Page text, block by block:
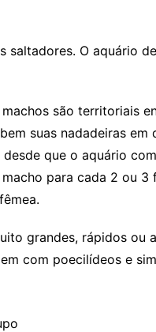
saltadores. O aquário
machos são territoriais
suas nadadeiras em
que o aquário
para cada 2 ou 3
grandes, rápidos ou
com poecilídeos e